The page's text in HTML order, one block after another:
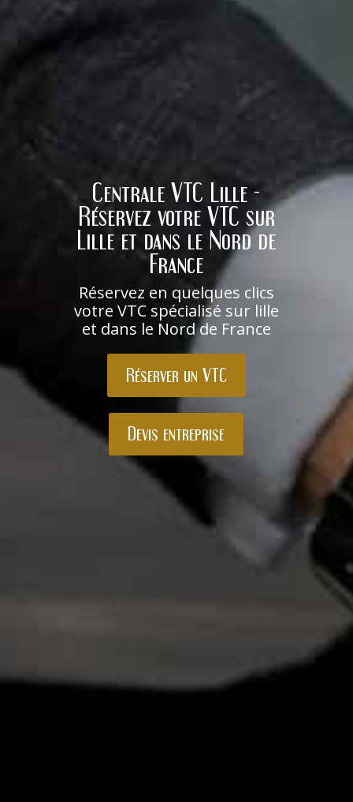
Centrale VTC Lille -
Réservez votre VTC sur
Lille et dans le Nord de
France
Réservez en quelques clics
votre VTC spécialisé sur lille
et dans le Nord de France
Réserver un VTC
Devis entreprise